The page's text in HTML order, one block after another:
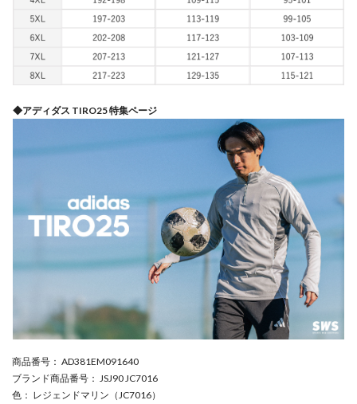
◆アディダス TIRO25 特集ページ
商品番号 ： AD381EM091640
ブランド商品番号 ： JSJ90 JC7016
色 ： レジェンドマリン（JC7016）